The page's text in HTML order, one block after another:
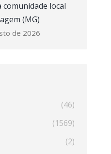
comunidade local
(MG)
de 2026
(46)
(1569)
(2)